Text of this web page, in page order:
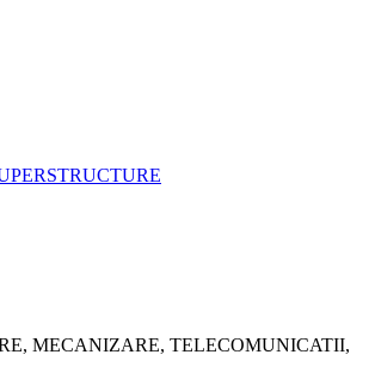
MECANIZARE, TELECOMUNICATII,